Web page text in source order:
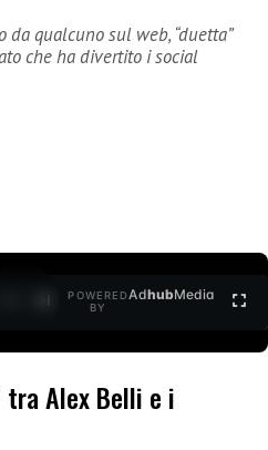
qualcuno sul web, “duetta”
che ha divertito i social
POWERED
BY
AdhubMedia
tra Alex Belli e i